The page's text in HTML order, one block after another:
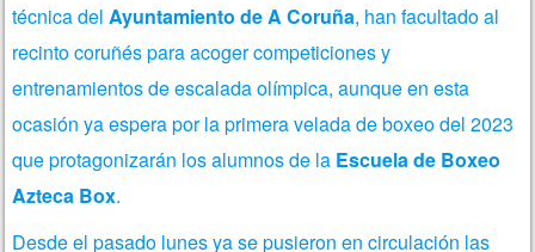
técnica del Ayuntamiento de A Coruña, han facultado al
recinto coruñés para acoger competiciones y
entrenamientos de escalada olímpica, aunque en esta
ocasión ya espera por la primera velada de boxeo del 2023
que protagonizarán los alumnos de la Escuela de Boxeo
Azteca Box.
Desde el pasado lunes ya se pusieron en circulación las